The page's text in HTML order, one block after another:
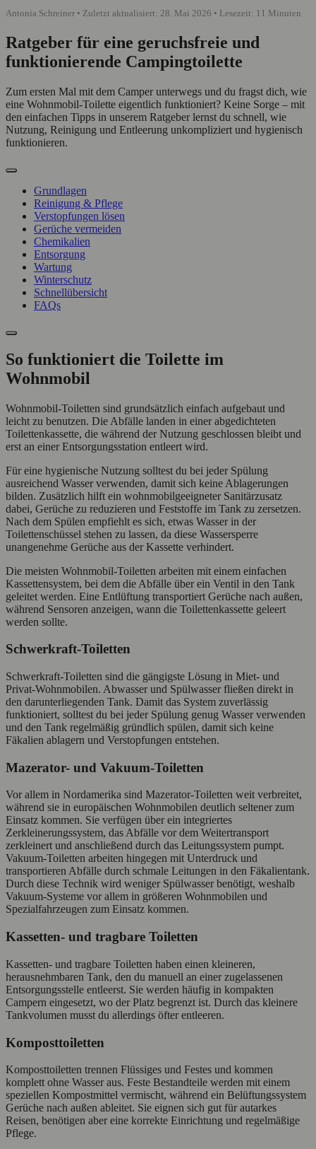
Antonia Schreiner • Zuletzt aktualisiert: 28. Mai 2026 • Lesezeit: 11 Minuten
Ratgeber für eine geruchsfreie und
funktionierende Campingtoilette
Zum ersten Mal mit dem Camper unterwegs und du fragst dich, wie
eine Wohnmobil-Toilette eigentlich funktioniert? Keine Sorge – mit
den einfachen Tipps in unserem Ratgeber lernst du schnell, wie
Nutzung, Reinigung und Entleerung unkompliziert und hygienisch
funktionieren.
Grundlagen
Reinigung & Pflege
Verstopfungen lösen
Gerüche vermeiden
Chemikalien
Entsorgung
Wartung
Winterschutz
Schnellübersicht
FAQs
So funktioniert die Toilette im
Wohnmobil
Wohnmobil-Toiletten sind grundsätzlich einfach aufgebaut und
leicht zu benutzen. Die Abfälle landen in einer abgedichteten
Toilettenkassette, die während der Nutzung geschlossen bleibt und
erst an einer Entsorgungsstation entleert wird.
Für eine hygienische Nutzung solltest du bei jeder Spülung
ausreichend Wasser verwenden, damit sich keine Ablagerungen
bilden. Zusätzlich hilft ein wohnmobilgeeigneter Sanitärzusatz
dabei, Gerüche zu reduzieren und Feststoffe im Tank zu zersetzen.
Nach dem Spülen empfiehlt es sich, etwas Wasser in der
Toilettenschüssel stehen zu lassen, da diese Wassersperre
unangenehme Gerüche aus der Kassette verhindert.
Die meisten Wohnmobil-Toiletten arbeiten mit einem einfachen
Kassettensystem, bei dem die Abfälle über ein Ventil in den Tank
geleitet werden. Eine Entlüftung transportiert Gerüche nach außen,
während Sensoren anzeigen, wann die Toilettenkassette geleert
werden sollte.
Schwerkraft-Toiletten
Schwerkraft-Toiletten sind die gängigste Lösung in Miet- und
Privat-Wohnmobilen. Abwasser und Spülwasser fließen direkt in
den darunterliegenden Tank. Damit das System zuverlässig
funktioniert, solltest du bei jeder Spülung genug Wasser verwenden
und den Tank regelmäßig gründlich spülen, damit sich keine
Fäkalien ablagern und Verstopfungen entstehen.
Mazerator- und Vakuum-Toiletten
Vor allem in Nordamerika sind Mazerator-Toiletten weit verbreitet,
während sie in europäischen Wohnmobilen deutlich seltener zum
Einsatz kommen. Sie verfügen über ein integriertes
Zerkleinerungssystem, das Abfälle vor dem Weitertransport
zerkleinert und anschließend durch das Leitungssystem pumpt.
Vakuum-Toiletten arbeiten hingegen mit Unterdruck und
transportieren Abfälle durch schmale Leitungen in den Fäkalientank.
Durch diese Technik wird weniger Spülwasser benötigt, weshalb
Vakuum-Systeme vor allem in größeren Wohnmobilen und
Spezialfahrzeugen zum Einsatz kommen.
Kassetten- und tragbare Toiletten
Kassetten- und tragbare Toiletten haben einen kleineren,
herausnehmbaren Tank, den du manuell an einer zugelassenen
Entsorgungsstelle entleerst. Sie werden häufig in kompakten
Campern eingesetzt, wo der Platz begrenzt ist. Durch das kleinere
Tankvolumen musst du allerdings öfter entleeren.
Komposttoiletten
Komposttoiletten trennen Flüssiges und Festes und kommen
komplett ohne Wasser aus. Feste Bestandteile werden mit einem
speziellen Kompostmittel vermischt, während ein Belüftungssystem
Gerüche nach außen ableitet. Sie eignen sich gut für autarkes
Reisen, benötigen aber eine korrekte Einrichtung und regelmäßige
Pflege.